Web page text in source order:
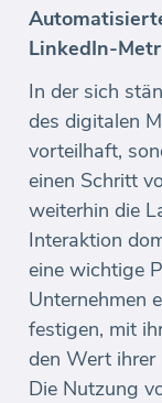
LinkedIn-
In der sich
des digitalen
vorteilhaft,
einen Schritt
weiterhin die
Interaktion
eine wichtige
Unternehmen
festigen, mit
den Wert ihrer
Die Nutzung